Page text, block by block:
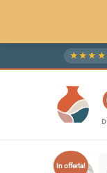
al
★ ★ ★ ★
In offerta!